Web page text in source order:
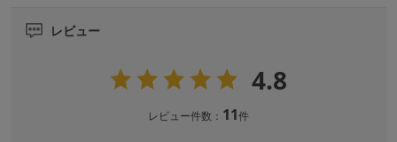
レビュー
4.8
レビュー件数： 11件